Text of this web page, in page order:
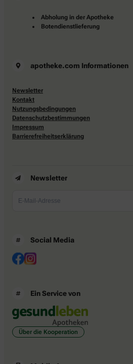
Abholung in der Apotheke
Botendienstlieferung
apotheke.com Informationen
Newsletter
Kontakt
Nutzungsbedingungen
Datenschutzbestimmungen
Impressum
Barrierefreiheitserklärung
Newsletter
Social Media
Ein Service von
Über die Kooperation